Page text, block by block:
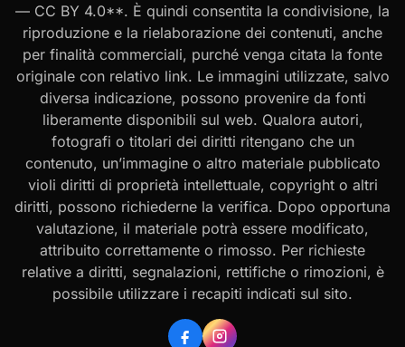
— CC BY 4.0**. È quindi consentita la condivisione, la
riproduzione e la rielaborazione dei contenuti, anche
per finalità commerciali, purché venga citata la fonte
originale con relativo link. Le immagini utilizzate, salvo
diversa indicazione, possono provenire da fonti
liberamente disponibili sul web. Qualora autori,
fotografi o titolari dei diritti ritengano che un
contenuto, un’immagine o altro materiale pubblicato
violi diritti di proprietà intellettuale, copyright o altri
diritti, possono richiederne la verifica. Dopo opportuna
valutazione, il materiale potrà essere modificato,
attribuito correttamente o rimosso. Per richieste
relative a diritti, segnalazioni, rettifiche o rimozioni, è
possibile utilizzare i recapiti indicati sul sito.